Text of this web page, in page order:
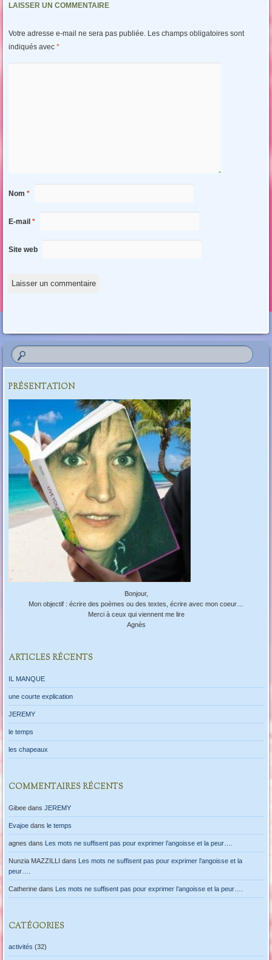
LAISSER UN COMMENTAIRE
Votre adresse e-mail ne sera pas publiée. Les champs obligatoires sont
indiqués avec *
Nom *
E-mail *
Site web
PRÉSENTATION
Bonjour,
Mon objectif : écrire des poèmes ou des textes, écrire avec mon coeur…
Merci à ceux qui viennent me lire
Agnès
ARTICLES RÉCENTS
IL MANQUE
une courte explication
JEREMY
le temps
les chapeaux
COMMENTAIRES RÉCENTS
Gibeedans JEREMY
Evajoedans le temps
agnes dans Les mots ne suffisent pas pour exprimer l’angoisse et la peur….
Nunzia MAZZILLI dans Les mots ne suffisent pas pour exprimer l’angoisse et la
peur….
Catherinedans Les mots ne suffisent pas pour exprimer l’angoisse et la peur….
CATÉGORIES
activités (32)